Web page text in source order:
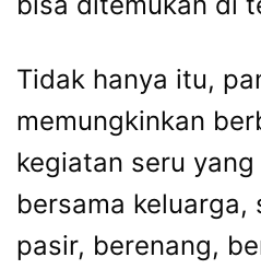
Tidak hanya itu,
memungkinkan
kegiatan seru
bersama
pasir, berenang,